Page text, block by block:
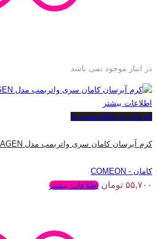
در انبار موجود نمی باشد
اطلاعات بیشتر
افزودن به علاقه مندی ها
کرم آبرسان کامان سری واتربمب مدل COLLAGEN حجم 200 میلی لیتر
کامان - COMEON
۵۵,۷۰۰ تومان اطلاعات بیشتر